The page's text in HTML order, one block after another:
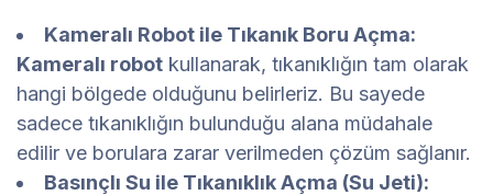
Kameralı Robot ile Tıkanık Boru Açma:
Kameralı robot kullanarak, tıkanıklığın tam olarak
hangi bölgede olduğunu belirleriz. Bu sayede
sadece tıkanıklığın bulunduğu alana müdahale
edilir ve borulara zarar verilmeden çözüm sağlanır.
Basınçlı Su ile Tıkanıklık Açma (Su Jeti):